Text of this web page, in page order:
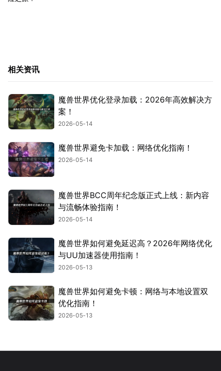
相关资讯
魔兽世界优化登录加载：2026年高效解决方
案！
2026-05-14
魔兽世界避免卡加载：网络优化指南！
2026-05-14
魔兽世界BCC周年纪念版正式上线：新内容
与流畅体验指南！
2026-05-14
魔兽世界如何避免延迟高？2026年网络优化
与UU加速器使用指南！
2026-05-13
魔兽世界如何避免卡顿：网络与本地设置双
优化指南！
2026-05-13